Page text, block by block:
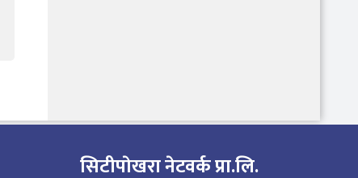
सिटीपाेखरा नेटवर्क प्रा.लि.